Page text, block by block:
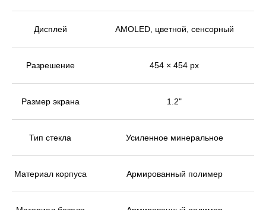
Дисплей AMOLED, цветной, сенсорный
Разрешение 454 × 454 px
Размер экрана 1.2"
Тип стекла Усиленное минеральное
Материал корпуса Армированный полимер